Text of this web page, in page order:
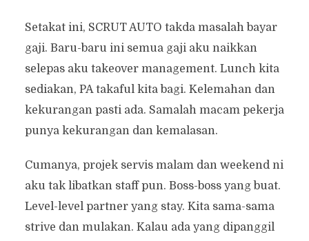
Setakat ini, SCRUT AUTO takda masalah bayar
gaji. Baru-baru ini semua gaji aku naikkan
selepas aku takeover management. Lunch kita
sediakan, PA takaful kita bagi. Kelemahan dan
kekurangan pasti ada. Samalah macam pekerja
punya kekurangan dan kemalasan.
Cumanya, projek servis malam dan weekend ni
aku tak libatkan staff pun. Boss-boss yang buat.
Level-level partner yang stay. Kita sama-sama
strive dan mulakan. Kalau ada yang dipanggil